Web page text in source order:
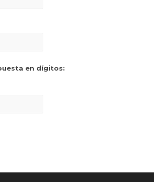
en dígitos: